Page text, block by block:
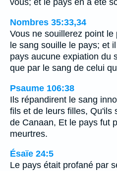
vous; et le pays en a été
Nombres 35:33,34
Vous ne souillerez point
le sang souille le pays; et
pays aucune expiation du
que par le sang de celui
Psaume 106:38
Ils répandirent le sang
fils et de leurs filles, Qu'ils
de Canaan, Et le pays fut
meurtres.
Ésaïe 24:5
Le pays était profané par